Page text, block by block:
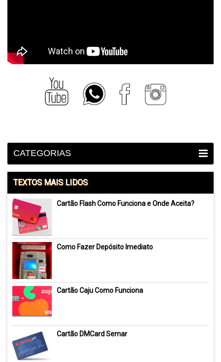
CATEGORIAS
TEXTOS MAIS LIDOS
Cartão Flash Como Funciona e Onde Aceita?
Como Fazer Depósito Imediato
Cartão Caju Como Funciona
Cartão DMCard Semar